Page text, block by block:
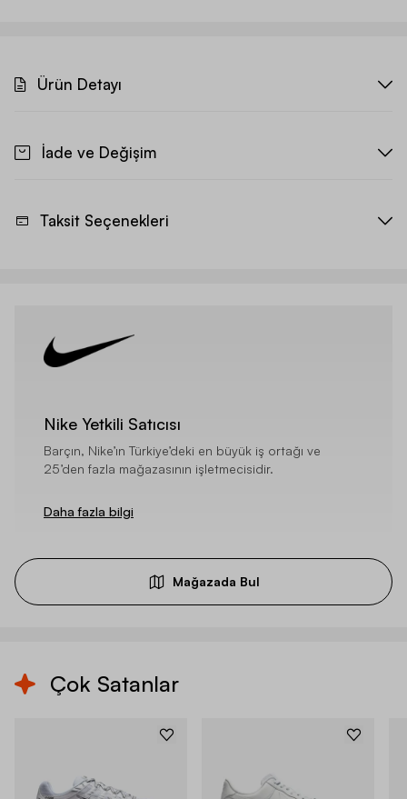
Ürün Detayı
İade ve Değişim
Taksit Seçenekleri
Nike Yetkili Satıcısı
Barçın, Nike’ın Türkiye’deki en büyük iş ortağı ve
25’den fazla mağazasının işletmecisidir.
Daha fazla bilgi
Mağazada Bul
Çok Satanlar